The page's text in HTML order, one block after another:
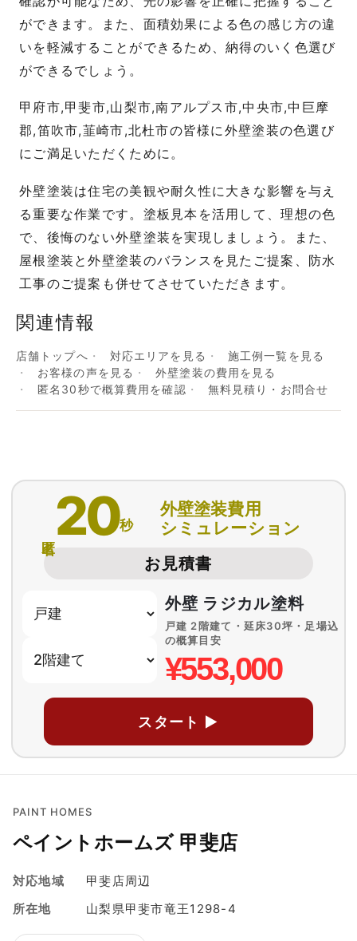
ができます。また、面積効果による色の感じ方の違
いを軽減することができるため、納得のいく色選び
ができるでしょう。
甲府市,甲斐市,山梨市,南アルプス市,中央市,中巨摩
郡,笛吹市,韮崎市,北杜市の皆様に外壁塗装の色選び
にご満足いただくために。
外壁塗装は住宅の美観や耐久性に大きな影響を与え
る重要な作業です。塗板見本を活用して、理想の色
で、後悔のない外壁塗装を実現しましょう。また、
屋根塗装と外壁塗装のバランスを見たご提案、防水
工事のご提案も併せてさせていただきます。
関連情報
店舗トップへ 対応エリアを見る
施工例一覧を見る
お客様の声を見る
外壁塗装の費用を見る
匿名30秒で概算費用を確認
無料見積り・お問合せ
20秒
外壁塗装費用
シミュレーション
お見積書
外壁 ラジカル塗料
戸建 2階建て・延床30坪・足場込
の概算目安
¥553,000
スタート ▶
PAINT HOMES
ペイントホームズ 甲斐店
対応地域
甲斐店周辺
所在地
山梨県甲斐市竜王1298-4